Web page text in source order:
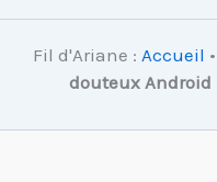
Fil d'Ariane : Accueil •
douteux